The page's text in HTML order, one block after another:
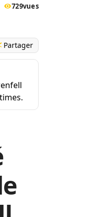
729vues
Partager